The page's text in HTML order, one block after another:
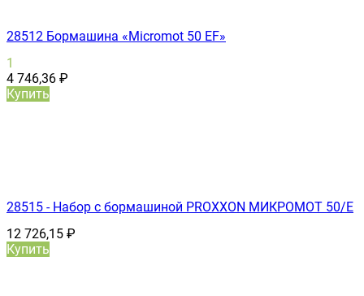
28512 Бормашина «Micromot 50 ЕF»
1
4 746,36 ₽
Купить
28515 - Набор с бормашиной PROXXON МИКРОМОТ 50/Е
12 726,15 ₽
Купить